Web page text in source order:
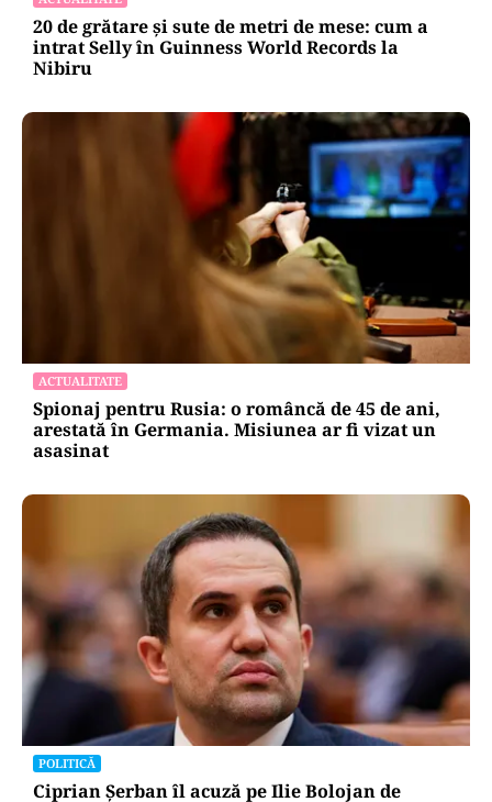
20 de grătare și sute de metri de mese: cum a
intrat Selly în Guinness World Records la
Nibiru
ACTUALITATE
Spionaj pentru Rusia: o româncă de 45 de ani,
arestată în Germania. Misiunea ar fi vizat un
asasinat
POLITICĂ
Ciprian Șerban îl acuză pe Ilie Bolojan de